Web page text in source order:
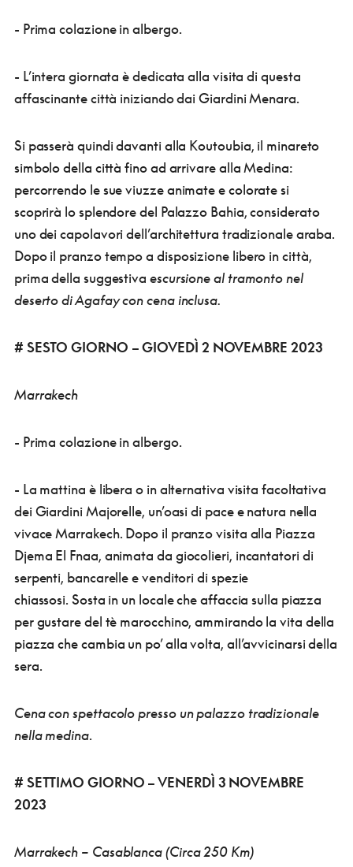
- Prima colazione in albergo.
- L’intera giornata è dedicata alla visita di questa
affascinante città iniziando dai Giardini Menara.
Si passerà quindi davanti alla Koutoubia, il minareto
simbolo della città fino ad arrivare alla Medina:
percorrendo le sue viuzze animate e colorate si
scoprirà lo splendore del Palazzo Bahia, considerato
uno dei capolavori dell’architettura tradizionale araba.
Dopo il pranzo tempo a disposizione libero in città,
prima della suggestiva escursione al tramonto nel
deserto di Agafay con cena inclusa.
# SESTO GIORNO – GIOVEDÌ 2 NOVEMBRE 2023
Marrakech
- Prima colazione in albergo.
- La mattina è libera o in alternativa visita facoltativa
dei Giardini Majorelle, un’oasi di pace e natura nella
vivace Marrakech. Dopo il pranzo visita alla Piazza
Djema El Fnaa, animata da giocolieri, incantatori di
serpenti, bancarelle e venditori di spezie
chiassosi. Sosta in un locale che affaccia sulla piazza
per gustare del tè marocchino, ammirando la vita della
piazza che cambia un po’ alla volta, all’avvicinarsi della
sera.
Cena con spettacolo presso un palazzo tradizionale
nella medina.
# SETTIMO GIORNO – VENERDÌ 3 NOVEMBRE
2023
Marrakech – Casablanca (Circa 250 Km)